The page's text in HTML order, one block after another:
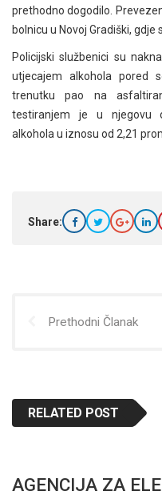
prethodno dogodilo.
bolnicu u Novoj Gradiški,
Policijski službenici su
utjecajem alkohola pored
trenutku pao na
testiranjem je u njegovu
alkohola u iznosu od 2,21
Share:
Prethodni Članak
RELATED POST
AGENCIJA ZA